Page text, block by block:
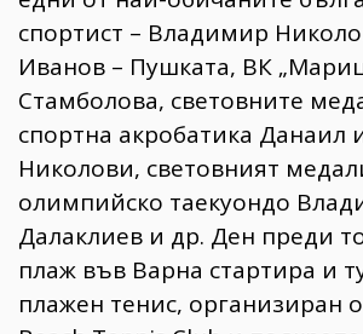
спортист – Владимир
Иванов – Пушката, ВК
Стамболова, световните
спортна акробатика Данаил
Николови, световният
олимпийско таекуондо
Далаклиев и др. Ден преди
плаж във Варна стартира и
плажен тенис, организиран